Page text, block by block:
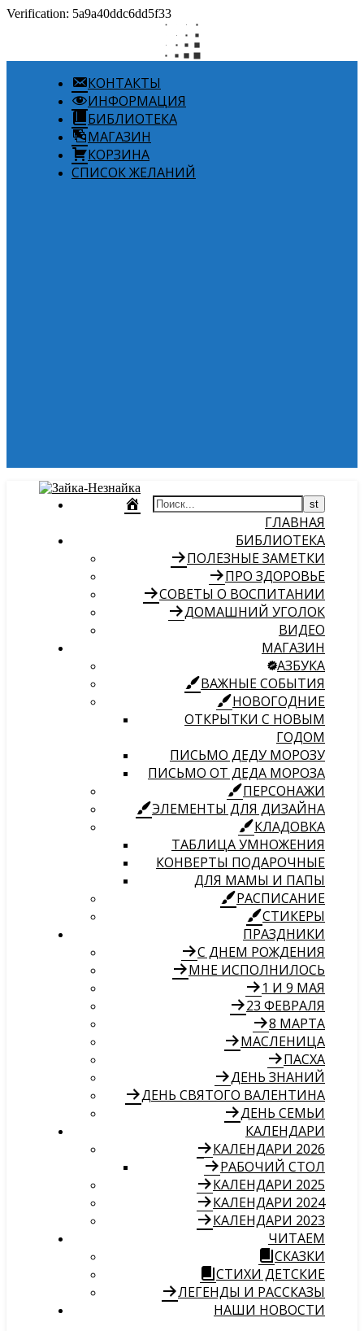
Verification: 5a9a40ddc6dd5f33
КОНТАКТЫ
ИНФОРМАЦИЯ
БИБЛИОТЕКА
МАГАЗИН
КОРЗИНА
СПИСОК ЖЕЛАНИЙ
ГЛАВНАЯ
БИБЛИОТЕКА
ПОЛЕЗНЫЕ ЗАМЕТКИ
ПРО ЗДОРОВЬЕ
СОВЕТЫ О ВОСПИТАНИИ
ДОМАШНИЙ УГОЛОК
ВИДЕО
МАГАЗИН
АЗБУКА
ВАЖНЫЕ СОБЫТИЯ
НОВОГОДНИЕ
ОТКРЫТКИ С НОВЫМ
ГОДОМ
ПИСЬМО ДЕДУ МОРОЗУ
ПИСЬМО ОТ ДЕДА МОРОЗА
ПЕРСОНАЖИ
ЭЛЕМЕНТЫ ДЛЯ ДИЗАЙНА
КЛАДОВКА
ТАБЛИЦА УМНОЖЕНИЯ
КОНВЕРТЫ ПОДАРОЧНЫЕ
ДЛЯ МАМЫ И ПАПЫ
РАСПИСАНИЕ
СТИКЕРЫ
ПРАЗДНИКИ
С ДНЕМ РОЖДЕНИЯ
МНЕ ИСПОЛНИЛОСЬ
1 И 9 МАЯ
23 ФЕВРАЛЯ
8 МАРТА
МАСЛЕНИЦА
ПАСХА
ДЕНЬ ЗНАНИЙ
ДЕНЬ СВЯТОГО ВАЛЕНТИНА
ДЕНЬ СЕМЬИ
КАЛЕНДАРИ
КАЛЕНДАРИ 2026
РАБОЧИЙ СТОЛ
КАЛЕНДАРИ 2025
КАЛЕНДАРИ 2024
КАЛЕНДАРИ 2023
ЧИТАЕМ
СКАЗКИ
СТИХИ ДЕТСКИЕ
ЛЕГЕНДЫ И РАССКАЗЫ
НАШИ НОВОСТИ